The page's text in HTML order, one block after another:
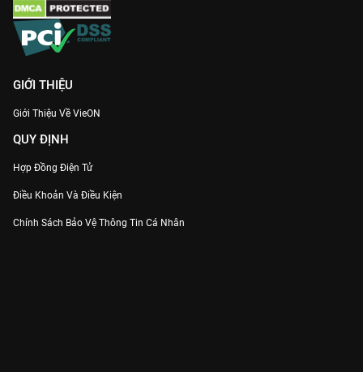
GIỚI THIỆU
Giới Thiệu Về VieON
QUY ĐỊNH
Hợp Đồng Điện Tử
Điều Khoản Và Điều Kiện
Chính Sách Bảo Vệ Thông Tin Cá Nhân